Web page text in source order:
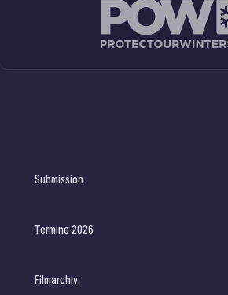
Submission
Termine 2026
Filmarchiv